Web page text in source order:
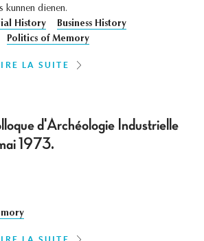
kunnen dienen.
History
Business History
Politics of Memory
LIRE LA SUITE
d'Archéologie Industrielle
1973.